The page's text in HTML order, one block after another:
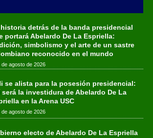
detrás de la banda presidencial
portará Abelardo De La Espriella:
simbolismo y el arte de un sastre
reconocido en el mundo
de agosto de 2026
se alista para la posesión presidencial:
será la investidura de Abelardo De La
en la Arena USC
de agosto de 2026
electo de Abelardo De La Espriella